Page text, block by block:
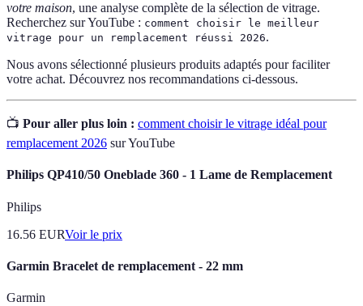
votre maison, une analyse complète de la sélection de vitrage.
Recherchez sur YouTube : comment choisir le meilleur
vitrage pour un remplacement réussi 2026.
Nous avons sélectionné plusieurs produits adaptés pour faciliter
votre achat. Découvrez nos recommandations ci-dessous.
📺 Pour aller plus loin : comment choisir le vitrage idéal pour
remplacement 2026 sur YouTube
Philips QP410/50 Oneblade 360 - 1 Lame de Remplacement
Philips
16.56 EURVoir le prix
Garmin Bracelet de remplacement - 22 mm
Garmin